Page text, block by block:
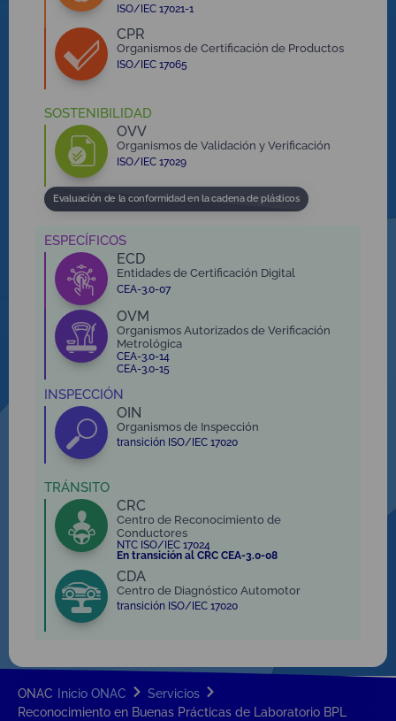
ISO/IEC 17021-1
CPR
Organismos de Certificación de Productos
ISO/IEC 17065
SOSTENIBILIDAD
OVV
Organismos de Validación y Verificación
ISO/IEC 17029
Evaluación de la conformidad en la cadena de plásticos
ESPECÍFICOS
ECD
Entidades de Certificación Digital
CEA-3.0-07
OVM
Organismos Autorizados de Verificación
Metrológica
CEA-3.0-14
CEA-3.0-15
INSPECCIÓN
OIN
Organismos de Inspección
transición ISO/IEC 17020
TRÁNSITO
CRC
Centro de Reconocimiento de
Conductores
NTC ISO/IEC 17024
En transición al CRC CEA-3.0-08
CDA
Centro de Diagnóstico Automotor
transición ISO/IEC 17020
ONAC Inicio ONAC
Servicios
Reconocimiento en Buenas Prácticas de Laboratorio BPL